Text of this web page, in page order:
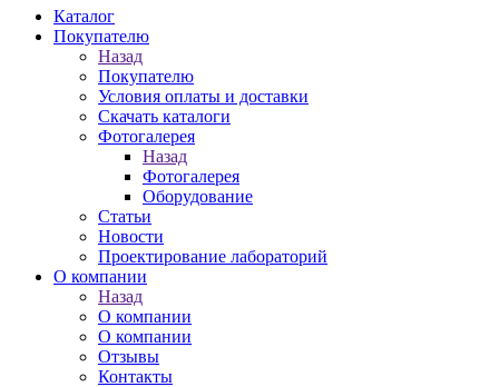
Каталог
Покупателю
Назад
Покупателю
Условия оплаты и доставки
Скачать каталоги
Фотогалерея
Назад
Фотогалерея
Оборудование
Статьи
Новости
Проектирование лабораторий
О компании
Назад
О компании
О компании
Отзывы
Контакты